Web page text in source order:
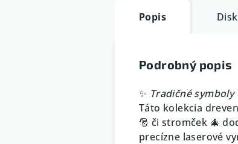
Popis
Podrobný popis
✨ Tradičné
Táto kolekcia
🎅 či stromček 🎄
precízne laserové